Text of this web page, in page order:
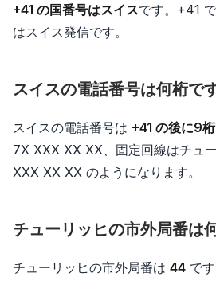
+41 の国番号はスイスです。+41
はスイス発信です。
スイスの電話番号は何桁で
スイスの電話番号は +41 の後に9桁
7X XXX XX XX、固定回線はチュ
XXX XX XX のようになります。
チューリッヒの市外局番は
チューリッヒの市外局番は 44 で